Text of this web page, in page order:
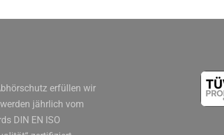
erfüllen wir
jährlich vom
DIN EN ISO